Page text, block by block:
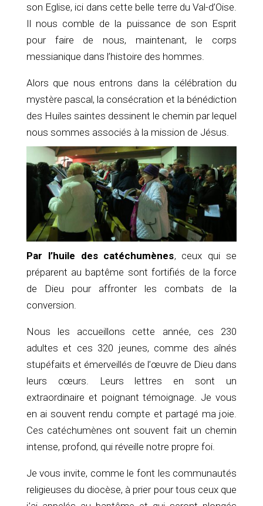
son Eglise, ici dans cette belle terre du Val-d’Oise.
Il nous comble de la puissance de son Esprit
pour faire de nous, maintenant, le corps
messianique dans l’histoire des hommes.
Alors que nous entrons dans la célébration du
mystère pascal, la consécration et la bénédiction
des Huiles saintes dessinent le chemin par lequel
nous sommes associés à la mission de Jésus.
Par l’huile des catéchumènes, ceux qui se
préparent au baptême sont fortifiés de la force
de Dieu pour affronter les combats de la
conversion.
Nous les accueillons cette année, ces 230
adultes et ces 320 jeunes, comme des aînés
stupéfaits et émerveillés de l’œuvre de Dieu dans
leurs cœurs. Leurs lettres en sont un
extraordinaire et poignant témoignage. Je vous
en ai souvent rendu compte et partagé ma joie.
Ces catéchumènes ont souvent fait un chemin
intense, profond, qui réveille notre propre foi.
Je vous invite, comme le font les communautés
religieuses du diocèse, à prier pour tous ceux que